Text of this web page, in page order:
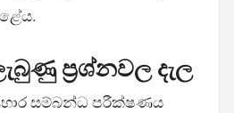
ප්‍රශ්නවල දැල
සම්බන්ධ පරීක්ෂණය